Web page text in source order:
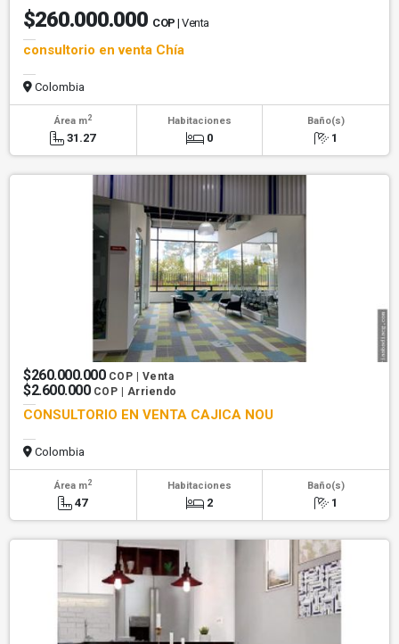
$260.000.000 COP | Venta
consultorio en venta Chía
Colombia
Área m2
31.27
Habitaciones
0
Baño(s)
1
$260.000.000 COP | Venta
$2.600.000 COP | Arriendo
CONSULTORIO EN VENTA CAJICA NOU
Colombia
Área m2
47
Habitaciones
2
Baño(s)
1